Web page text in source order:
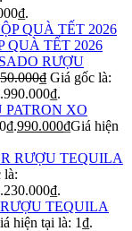
QUÀ TẾT 2026
RƯỢU
₫ Giá gốc là:
PATRON XO
990.000₫Giá hiện
RƯỢU TEQUILA
là:
RƯỢU TEQUILA
hiện tại là: 1₫.